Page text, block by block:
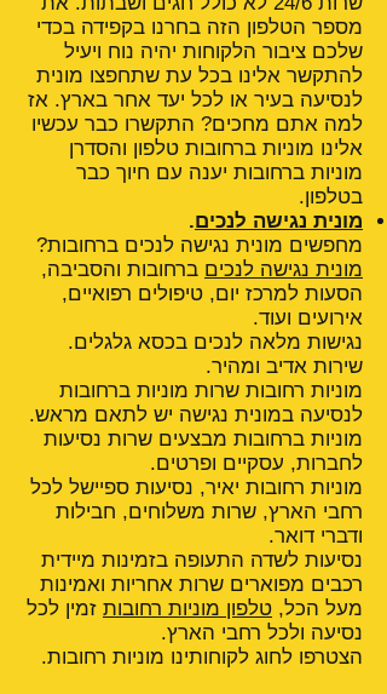
מספר הטלפון הזה בחרנו בקפידה בכדי
שלכם ציבור הלקוחות יהיה נוח ויעיל
להתקשר אלינו בכל עת שתחפצו מונית
לנסיעה בעיר או לכל יעד אחר בארץ. אז
למה אתם מחכים? התקשרו כבר עכשיו
אלינו מוניות ברחובות טלפון והסדרן
מוניות ברחובות יענה עם חיוך כבר
בטלפון.
מונית נגישה לנכים.
מחפשים מונית נגישה לנכים ברחובות?
מונית נגישה לנכים ברחובות והסביבה,
הסעות למרכז יום, טיפולים רפואיים,
אירועים ועוד.
נגישות מלאה לנכים בכסא גלגלים.
שירות אדיב ומהיר.
מוניות רחובות שרות מוניות ברחובות
לנסיעה במונית נגישה יש לתאם מראש.
מוניות ברחובות מבצעים שרות נסיעות
לחברות, עסקיים ופרטים.
מוניות רחובות יאיר, נסיעות ספיישל לכל
רחבי הארץ, שרות משלוחים, חבילות
ודברי דואר.
נסיעות לשדה התעופה בזמינות מיידית
רכבים מפוארים שרות אחריות ואמינות
מעל הכל, טלפון מוניות רחובות זמין לכל
נסיעה ולכל רחבי הארץ.
הצטרפו לחוג לקוחותינו מוניות רחובות.